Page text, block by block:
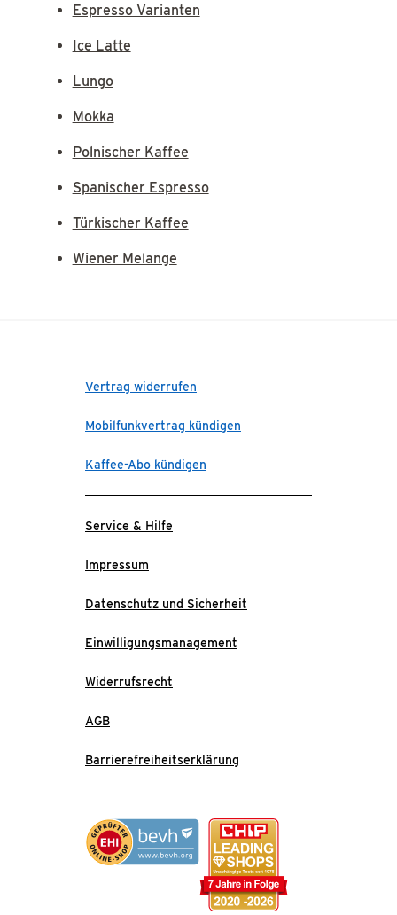
Espresso Varianten
Ice Latte
Lungo
Mokka
Polnischer Kaffee
Spanischer Espresso
Türkischer Kaffee
Wiener Melange
Vertrag widerrufen
Mobilfunkvertrag kündigen
Kaffee-Abo kündigen
Service & Hilfe
Impressum
Datenschutz und Sicherheit
Einwilligungsmanagement
Widerrufsrecht
AGB
Barrierefreiheitserklärung